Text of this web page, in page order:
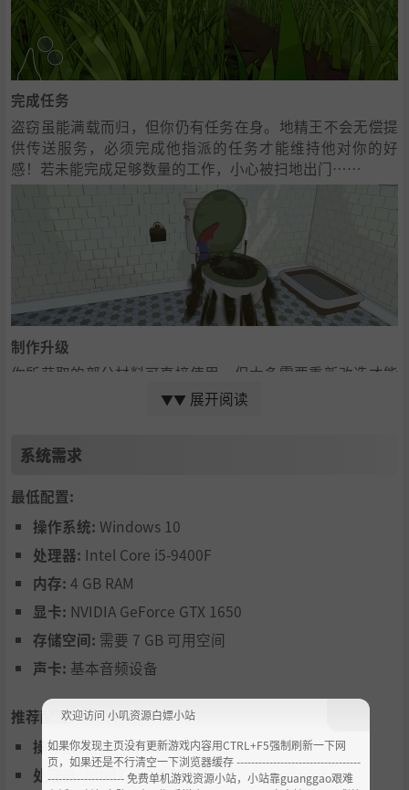
完成任务
盗窃虽能满载而归，但你仍有任务在身。地精王不会无偿提
供传送服务，必须完成他指派的任务才能维持他对你的好
感！若未能完成足够数量的工作，小心被扫地出门……
制作升级
你所获取的部分材料可直接使用，但大多需要重新改造才能
适应地精的特定需求。用窃取的物资制作装备、打造实用家
安全第一
地精体型微小脆弱，常遭其他生物追猎。利用环境与装备延
缓敌人行动，时刻保持警惕并相互支援。地精王最讨厌复活
那些没用的地精……
▼▼ 展开阅读
系统需求
最低配置:
操作系统: Windows 10
处理器: Intel Core i5-9400F
内存: 4 GB RAM
显卡: NVIDIA GeForce GTX 1650
存储空间: 需要 7 GB 可用空间
声卡: 基本音频设备
推荐配置:
操作系统:Windows 10
处理器:Intel Core i5-9400F
欢迎访问 小叽资源白嫖小站
如果你发现主页没有更新游戏内容用CTRL+F5强制刷新一下网
页，如果还是不行清空一下浏览器缓存 ----------------------------------
--------------------- 免费单机游戏资源小站，小站靠guanggao艰难